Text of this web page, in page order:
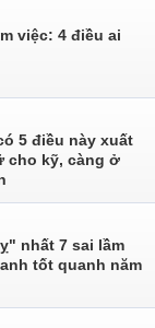
việc: 4 điều ai
5 điều này xuất
cho kỹ, càng ở
nhất 7 sai lầm
tốt quanh năm